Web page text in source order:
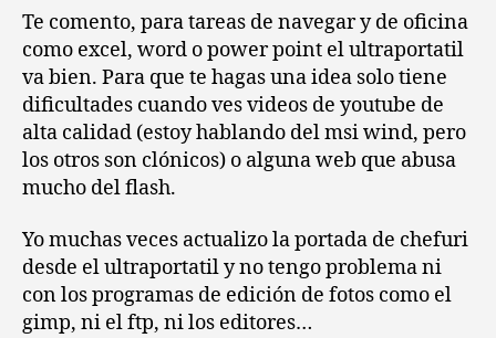
Te comento, para tareas de navegar y de oficina
como excel, word o power point el ultraportatil
va bien. Para que te hagas una idea solo tiene
dificultades cuando ves videos de youtube de
alta calidad (estoy hablando del msi wind, pero
los otros son clónicos) o alguna web que abusa
mucho del flash.
Yo muchas veces actualizo la portada de chefuri
desde el ultraportatil y no tengo problema ni
con los programas de edición de fotos como el
gimp, ni el ftp, ni los editores…